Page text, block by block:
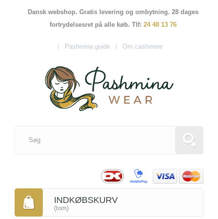
Dansk webshop. Gratis levering og ombytning. 28 dages
fortrydelsesret på alle køb. Tlf: 24 48 13 76
Pashmina guide Om cashmere
INDKØBSKURV
(tom)